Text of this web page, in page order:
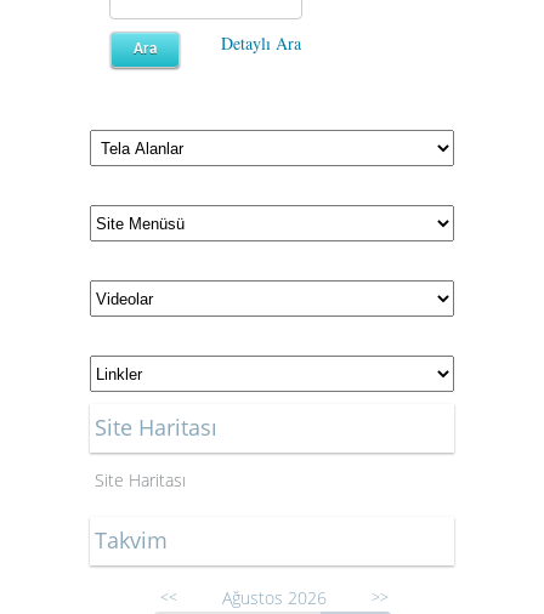
Detaylı Ara
Site Haritası
Site Haritası
Takvim
<< Ağustos 2026 >>